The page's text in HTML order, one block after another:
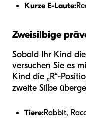
Kurze E-Laute:
Zweisilbige
Sobald Ihr Kind
versuchen Sie es
Kind die „R“-
zweite Silbe
Tiere:Rabbit,